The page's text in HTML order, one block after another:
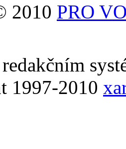
2010 PRO
1997-2010